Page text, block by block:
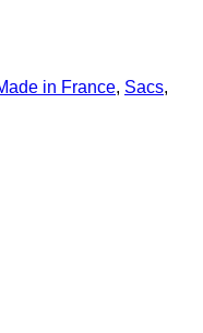
in France, Sacs,